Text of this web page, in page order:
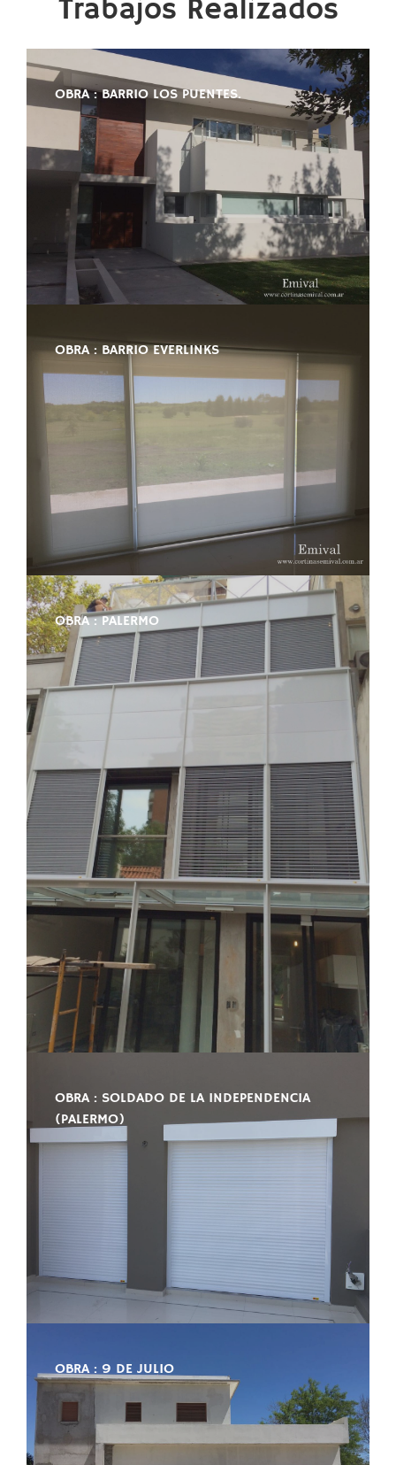
Trabajos Realizados
OBRA : BARRIO LOS PUENTES.
OBRA : BARRIO EVERLINKS
OBRA : PALERMO
OBRA : SOLDADO DE LA INDEPENDENCIA
(PALERMO)
OBRA : 9 DE JULIO